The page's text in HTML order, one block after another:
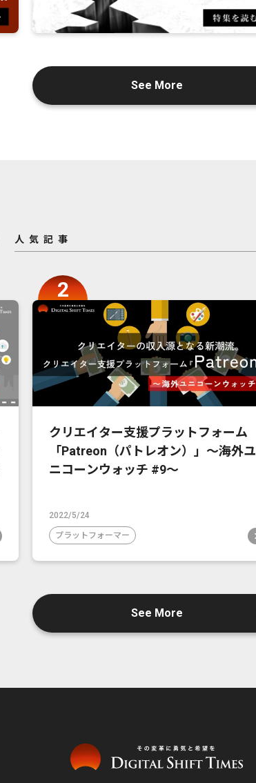
See More
人気記事
クリエイター支援プラットフォーム
「Patreon（パトレオン）」〜海外ユ
ニコーンウォッチ #9〜
2022/5/24
プラットフォーマー
See More